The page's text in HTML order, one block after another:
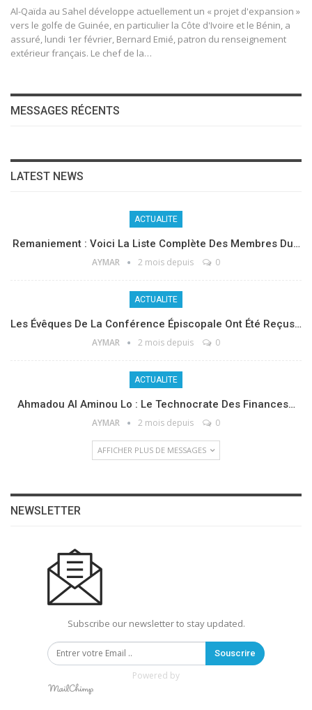
Al-Qaïda au Sahel développe actuellement un « projet d'expansion »
vers le golfe de Guinée, en particulier la Côte d'Ivoire et le Bénin, a
assuré, lundi 1er février, Bernard Emié, patron du renseignement
extérieur français. Le chef de la…
MESSAGES RÉCENTS
LATEST NEWS
ACTUALITE
Remaniement : Voici La Liste Complète Des Membres Du…
AYMAR 2 mois depuis 0
ACTUALITE
Les Évêques De La Conférence Épiscopale Ont Été Reçus…
AYMAR 2 mois depuis 0
ACTUALITE
Ahmadou Al Aminou Lo : Le Technocrate Des Finances…
AYMAR 2 mois depuis 0
AFFICHER PLUS DE MESSAGES
NEWSLETTER
Subscribe our newsletter to stay updated.
Souscrire
Powered by